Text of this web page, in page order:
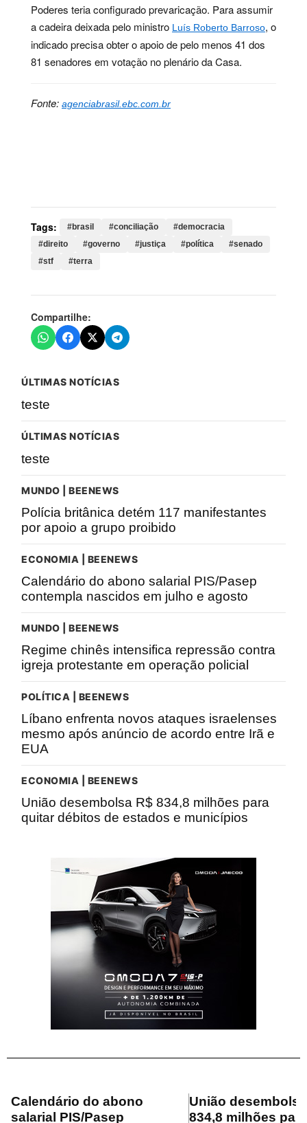
Poderes teria configurado prevaricação. Para assumir
a cadeira deixada pelo ministro Luís Roberto Barroso, o
indicado precisa obter o apoio de pelo menos 41 dos
81 senadores em votação no plenário da Casa.
Fonte: agenciabrasil.ebc.com.br
Tags: #brasil #conciliação
#democracia
#direito
#governo #justiça #política
#senado
#stf
#terra
Compartilhe:
ÚLTIMAS NOTÍCIAS
teste
ÚLTIMAS NOTÍCIAS
teste
MUNDO | BEENEWS
Polícia britânica detém 117 manifestantes
por apoio a grupo proibido
ECONOMIA | BEENEWS
Calendário do abono salarial PIS/Pasep
contempla nascidos em julho e agosto
MUNDO | BEENEWS
Regime chinês intensifica repressão contra
igreja protestante em operação policial
POLÍTICA | BEENEWS
Líbano enfrenta novos ataques israelenses
mesmo após anúncio de acordo entre Irã e
EUA
ECONOMIA | BEENEWS
União desembolsa R$ 834,8 milhões para
quitar débitos de estados e municípios
Calendário do abono
salarial PIS/Pasep
União
834,8 milhões